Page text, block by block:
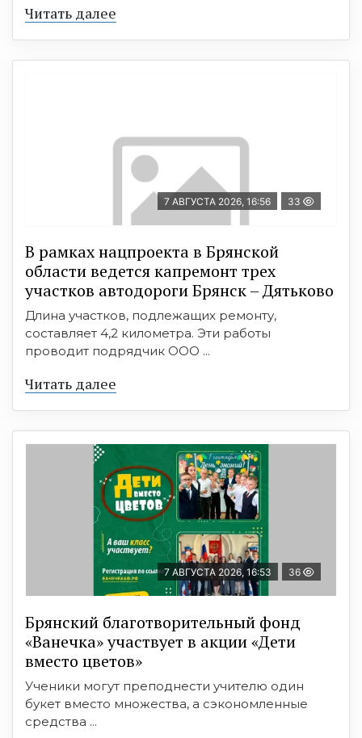
Читать далее
7 АВГУСТА 2026, 16:56 33
В рамках нацпроекта в Брянской
области ведется капремонт трех
участков автодороги Брянск – Дятьково
Длина участков, подлежащих ремонту,
составляет 4,2 километра. Эти работы
проводит подрядчик ООО ...
Читать далее
7 АВГУСТА 2026, 16:53 36
Брянский благотворительный фонд
«Ванечка» участвует в акции «Дети
вместо цветов»
Ученики могут преподнести учителю один
букет вместо множества, а сэкономленные
средства ...